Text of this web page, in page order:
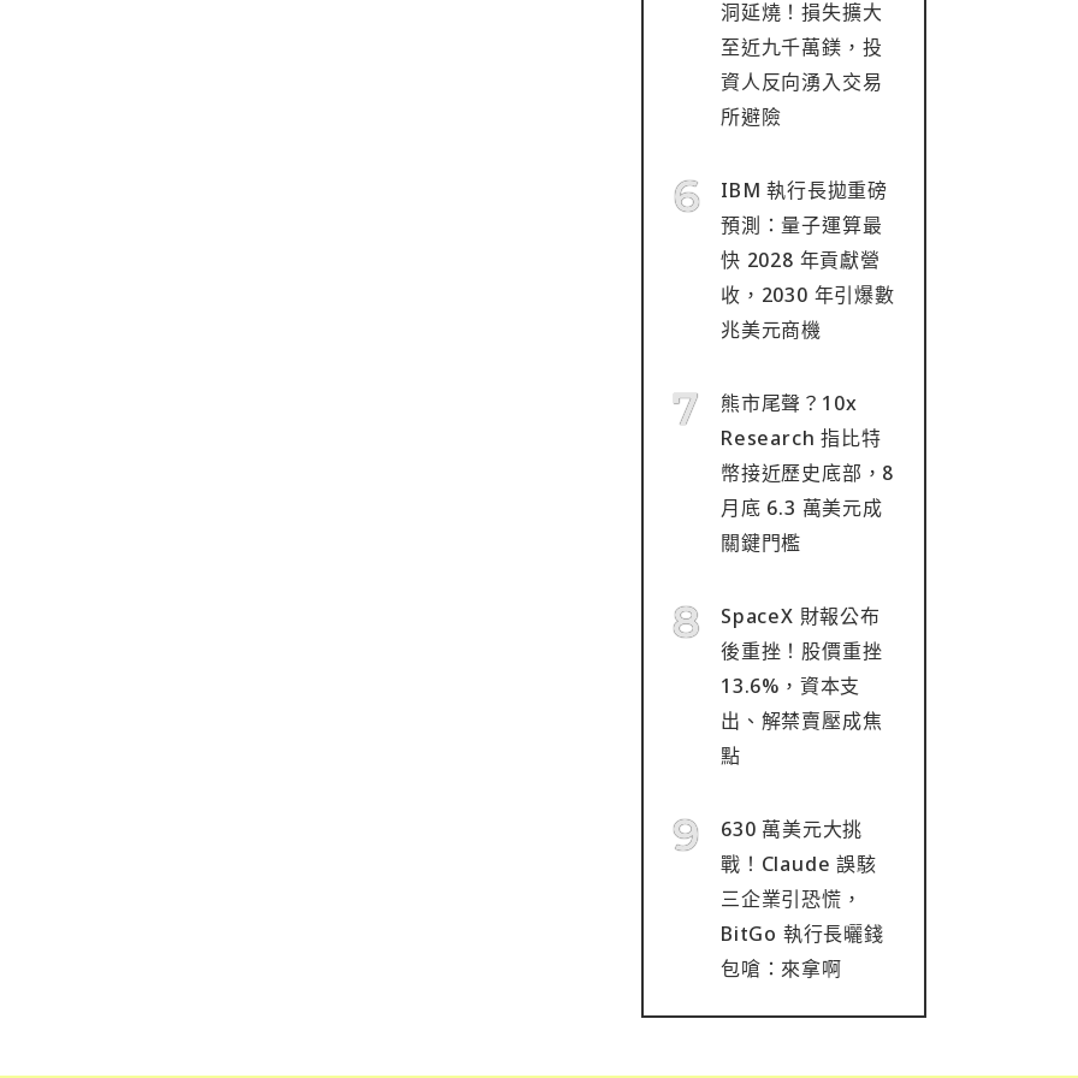
洞延燒！損失擴大
至近九千萬鎂，投
資人反向湧入交易
所避險
IBM 執行長拋重磅
預測：量子運算最
快 2028 年貢獻營
收，2030 年引爆數
兆美元商機
熊市尾聲？10x
Research 指比特
幣接近歷史底部，8
月底 6.3 萬美元成
關鍵門檻
SpaceX 財報公布
後重挫！股價重挫
13.6%，資本支
出、解禁賣壓成焦
點
630 萬美元大挑
戰！Claude 誤駭
三企業引恐慌，
BitGo 執行長曬錢
包嗆：來拿啊